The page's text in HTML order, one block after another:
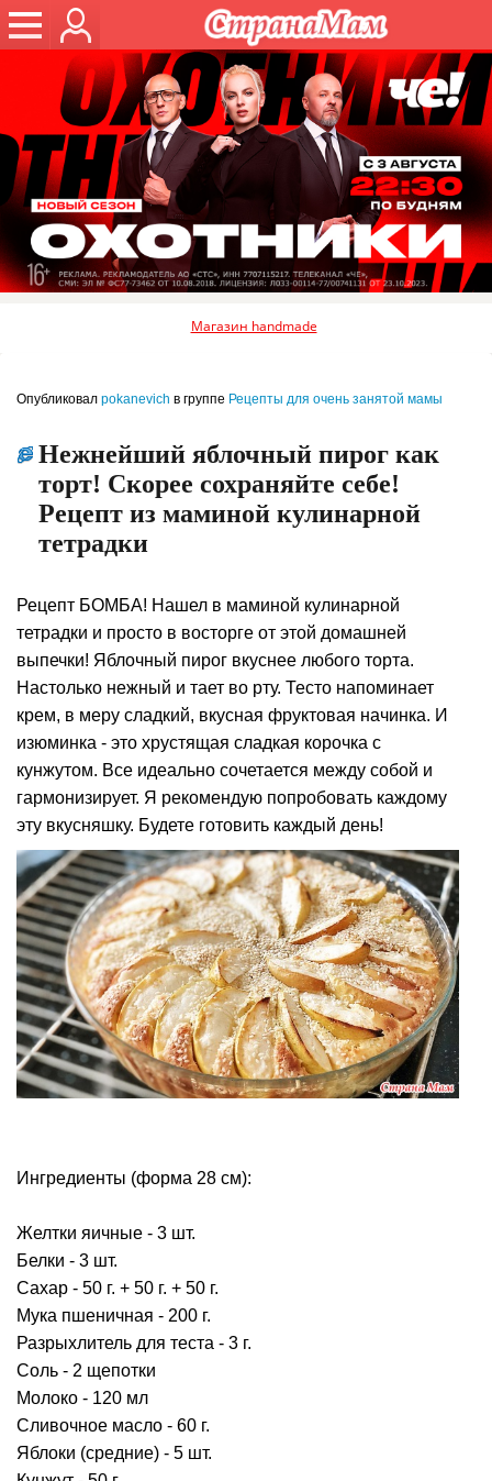
Магазин handmade
Опубликовал pokanevich в группе Рецепты для очень занятой мамы
Нежнейший яблочный пирог как
торт! Скорее сохраняйте себе!
Рецепт из маминой кулинарной
тетрадки
Рецепт БОМБА! Нашел в маминой кулинарной
тетрадки и просто в восторге от этой домашней
выпечки! Яблочный пирог вкуснее любого торта.
Настолько нежный и тает во рту. Тесто напоминает
крем, в меру сладкий, вкусная фруктовая начинка. И
изюминка - это хрустящая сладкая корочка с
кунжутом. Все идеально сочетается между собой и
гармонизирует. Я рекомендую попробовать каждому
эту вкусняшку. Будете готовить каждый день!
Ингредиенты (форма 28 см):
Желтки яичные - 3 шт.
Белки - 3 шт.
Сахар - 50 г. + 50 г. + 50 г.
Мука пшеничная - 200 г.
Разрыхлитель для теста - 3 г.
Соль - 2 щепотки
Молоко - 120 мл
Сливочное масло - 60 г.
Яблоки (средние) - 5 шт.